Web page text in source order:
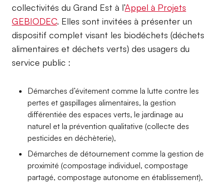
collectivités du Grand Est à l’Appel à Projets
GEBIODEC. Elles sont invitées à présenter un
dispositif complet visant les biodéchets (déchets
alimentaires et déchets verts) des usagers du
service public :
Démarches d’évitement comme la lutte contre les
pertes et gaspillages alimentaires, la gestion
différentiée des espaces verts, le jardinage au
naturel et la prévention qualitative (collecte des
pesticides en déchèterie),
Démarches de détournement comme la gestion de
proximité (compostage individuel, compostage
partagé, compostage autonome en établissement),